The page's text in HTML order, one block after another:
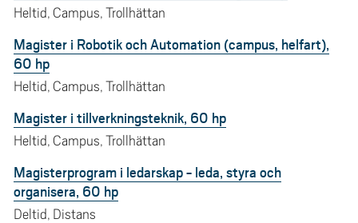
Heltid, Campus, Trollhättan
Magister i Robotik och Automation (campus, helfart),
60 hp
Heltid, Campus, Trollhättan
Magister i tillverkningsteknik, 60 hp
Heltid, Campus, Trollhättan
Magisterprogram i ledarskap - leda, styra och
organisera, 60 hp
Deltid, Distans